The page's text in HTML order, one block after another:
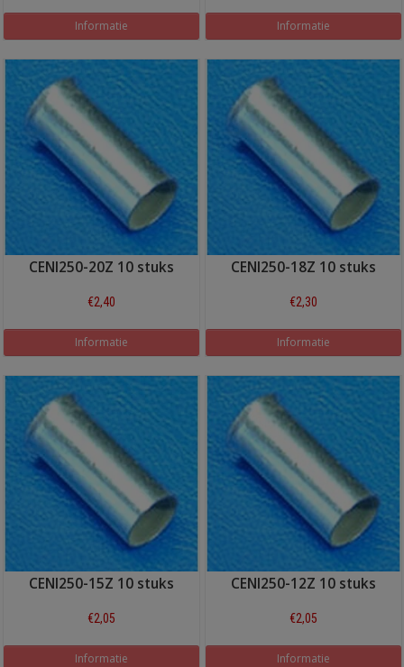
Informatie Informatie
CENI250-20Z 10 stuks
€2,40
Informatie
CENI250-18Z 10 stuks
€2,30
Informatie
CENI250-15Z 10 stuks
€2,05
Informatie
CENI250-12Z 10 stuks
€2,05
Informatie